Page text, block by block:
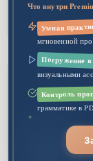
✦
Что внутри
Умная
мгновенной
Погружение
визуальными
Контроль
грамматике в
Настоящее
время
B1-B2